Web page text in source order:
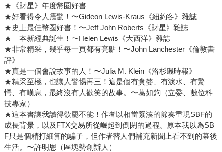
★《財星》年度幣圈好書
★好看得令人震驚！〜Gideon Lewis-Kraus《紐約客》雜誌
★史上最佳幣圈好書！〜Jeff John Roberts《財星》雜誌
★一本新經典誕生！〜Helen Lewis《大西洋》雜誌
★非常精采，幾乎每一頁都有亮點！〜John Lanchester《倫敦書
評》
★真是一個會說故事的人！〜Julia M. Klein《洛杉磯時報》
★精采至極，也讓人警惕再三！這是個有貪婪、有淚水、有驚
愕、有嘆息，最終沒有人歡笑的故事。〜葛如鈞（立委、數位科
技專家）
★這本書讓我讀得欲罷不能！作者以相當緊湊的節奏重現SBF的
成長背景，以及FTX交易所從崛起到倒閉的過程。原本我以為SB
F只是個精打細算的騙子，但作者替人們補充新聞上看不到的幕後
生活。〜許明恩（區塊勢創辦人）